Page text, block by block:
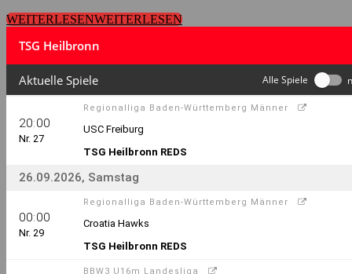
WEITERLESENWEITERLESEN